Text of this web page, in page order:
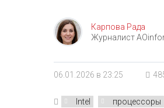
Карпова Рада
Журналист
06.01.2026 в 23:25
Intel процессоры